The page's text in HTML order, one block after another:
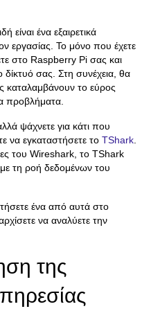
είναι ένα εξαιρετικά
εργασίας. Το μόνο που έχετε
στο Raspberry Pi σας και
δίκτυό σας. Στη συνέχεια, θα
καταλαμβάνουν το εύρος
προβλήματα.
ψάχνετε για κάτι που
να εγκαταστήσετε το TShark.
του Wireshark, το TShark
τη ροή δεδομένων του
ένα από αυτά στο
να αναλύετε την
της